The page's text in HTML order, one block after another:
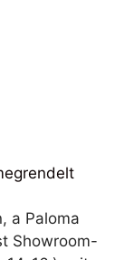
a Paloma
Showroom-